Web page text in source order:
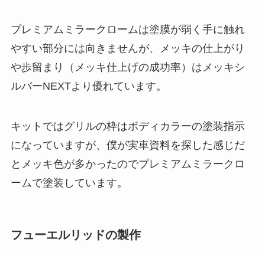
プレミアムミラークロームは塗膜が弱く手に触れ
やすい部分には向きませんが、メッキの仕上がり
や歩留まり（メッキ仕上げの成功率）はメッキシ
ルバーNEXTより優れています。
キットではグリルの枠はボディカラーの塗装指示
になっていますが、僕が実車資料を探した感じだ
とメッキ色が多かったのでプレミアムミラークロ
ームで塗装しています。
フューエルリッドの製作